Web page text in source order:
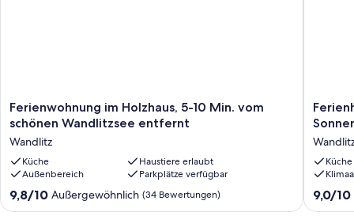
Ferienwohnung
im
5-
10
Min.
vom
schönen
Ferienwohnung im Holzhaus, 5-10 Min. vom
schönen Wandlitzsee entfernt
Wandlitz
Küche
Haustiere erlaubt
Außenbereich
Parkplätze verfügbar
9.8
von
9,8/10 Außergewöhnlich (34 Bewertungen)
mit
Garten
und
ganz
Küche
9.0
von
9,0/10